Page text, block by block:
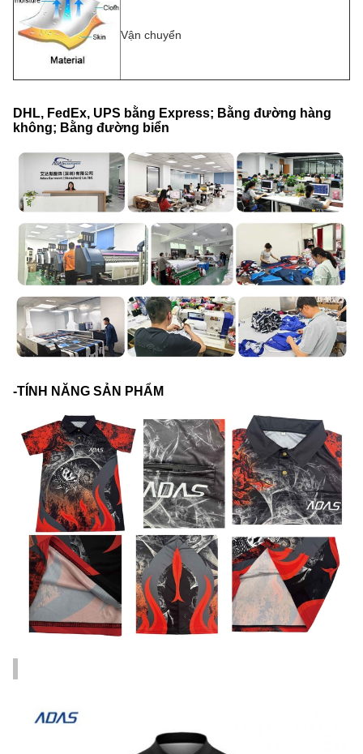
Vận chuyển
DHL, FedEx, UPS bằng Express; Bằng đường hàng
không; Bằng đường biển
-TÍNH NĂNG SẢN PHẨM